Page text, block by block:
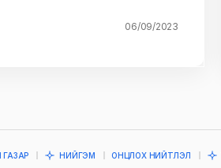
06/09/2023
НИЙГЭМ ОНЦЛОХ НИЙТЛЭЛ